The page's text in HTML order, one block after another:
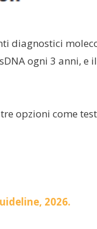
diagnostici
ogni 3 anni, e
opzioni come
2026.